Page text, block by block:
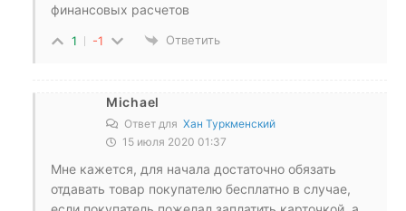
финансовых расчетов
1 -1 Ответить
Michael
Ответ для Хан Туркменский
15 июля 2020 01:37
Мне кажется, для начала достаточно обязать
отдавать товар покупателю бесплатно в случае,